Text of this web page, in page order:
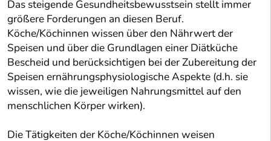
Das steigende Gesundheitsbewusstsein stellt immer
größere Forderungen an diesen Beruf.
Köche/Köchinnen wissen über den Nährwert der
Speisen und über die Grundlagen einer Diätküche
Bescheid und berücksichtigen bei der Zubereitung der
Speisen ernährungsphysiologische Aspekte (d.h. sie
wissen, wie die jeweiligen Nahrungsmittel auf den
menschlichen Körper wirken).
Die Tätigkeiten der Köche/Köchinnen weisen